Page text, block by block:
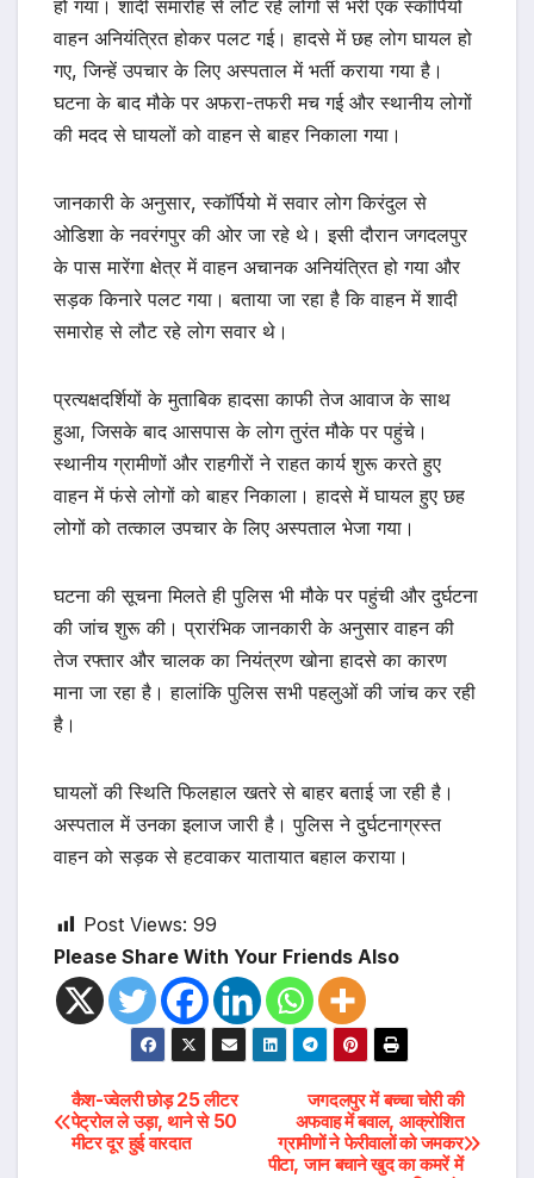
हो गया। शादी समारोह से लौट रहे लोगों से भरी एक स्कॉर्पियो
वाहन अनियंत्रित होकर पलट गई। हादसे में छह लोग घायल हो
गए, जिन्हें उपचार के लिए अस्पताल में भर्ती कराया गया है।
घटना के बाद मौके पर अफरा-तफरी मच गई और स्थानीय लोगों
की मदद से घायलों को वाहन से बाहर निकाला गया।
जानकारी के अनुसार, स्कॉर्पियो में सवार लोग किरंदुल से
ओडिशा के नवरंगपुर की ओर जा रहे थे। इसी दौरान जगदलपुर
के पास मारेंगा क्षेत्र में वाहन अचानक अनियंत्रित हो गया और
सड़क किनारे पलट गया। बताया जा रहा है कि वाहन में शादी
समारोह से लौट रहे लोग सवार थे।
प्रत्यक्षदर्शियों के मुताबिक हादसा काफी तेज आवाज के साथ
हुआ, जिसके बाद आसपास के लोग तुरंत मौके पर पहुंचे।
स्थानीय ग्रामीणों और राहगीरों ने राहत कार्य शुरू करते हुए
वाहन में फंसे लोगों को बाहर निकाला। हादसे में घायल हुए छह
लोगों को तत्काल उपचार के लिए अस्पताल भेजा गया।
घटना की सूचना मिलते ही पुलिस भी मौके पर पहुंची और दुर्घटना
की जांच शुरू की। प्रारंभिक जानकारी के अनुसार वाहन की
तेज रफ्तार और चालक का नियंत्रण खोना हादसे का कारण
माना जा रहा है। हालांकि पुलिस सभी पहलुओं की जांच कर रही
है।
घायलों की स्थिति फिलहाल खतरे से बाहर बताई जा रही है।
अस्पताल में उनका इलाज जारी है। पुलिस ने दुर्घटनाग्रस्त
वाहन को सड़क से हटवाकर यातायात बहाल कराया।
Post Views: 99
Please Share With Your Friends Also
Post
navigation
जगदलपुर में बच्चा चोरी की
अफवाह में बवाल, आक्रोशित
ग्रामीणों ने फेरीवालों को जमकर
पीटा, जान बचाने खुद का कमरें में
कैश-ज्वेलरी छोड़ 25 लीटर
पेट्रोल ले उड़ा, थाने से 50
मीटर दूर हुई वारदात